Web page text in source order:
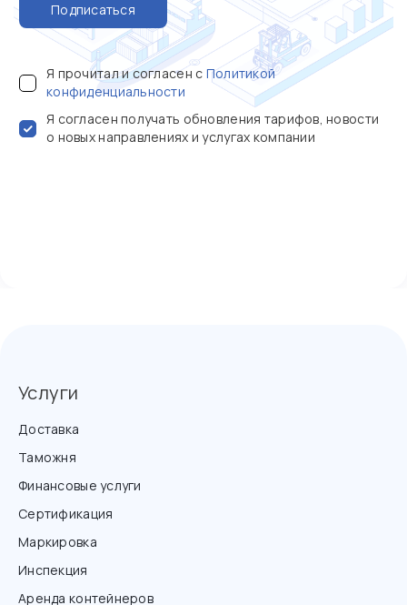
Подписаться
Я прочитал и согласен с Политикой
конфиденциальности
Я согласен получать обновления тарифов, новости
о новых направлениях и услугах компании
Услуги
Доставка
Таможня
Финансовые услуги
Сертификация
Маркировка
Инспекция
Аренда контейнеров